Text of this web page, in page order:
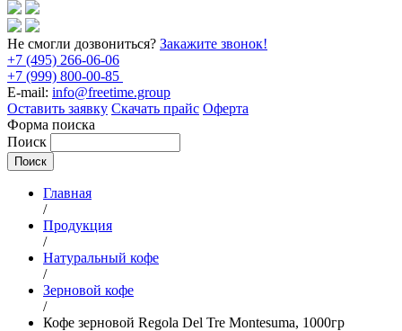
Не смогли дозвониться? Закажите звонок!
+7 (495) 266-06-06
+7 (999) 800-00-85
E-mail: info@freetime.group
Оставить заявку Скачать прайс Оферта
Форма поиска
Поиск
Главная
/
Продукция
/
Натуральный кофе
/
Зерновой кофе
/
Кофе зерновой Regola Del Tre Montesuma, 1000гр